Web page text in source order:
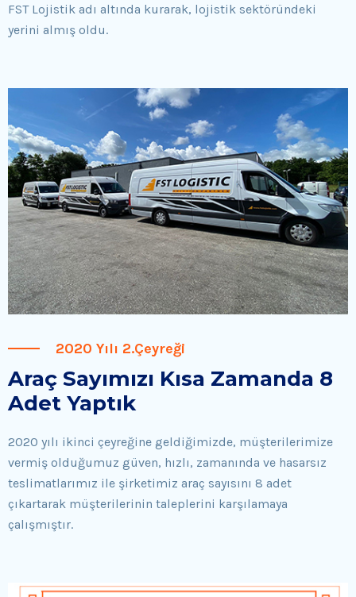
FST Lojistik adı altında kurarak, lojistik sektöründeki
yerini almış oldu.
2020 Yılı 2.Çeyreği
Araç Sayımızı Kısa Zamanda 8
Adet Yaptık
2020 yılı ikinci çeyreğine geldiğimizde, müşterilerimize
vermiş olduğumuz güven, hızlı, zamanında ve hasarsız
teslimatlarımız ile şirketimiz araç sayısını 8 adet
çıkartarak müşterilerinin taleplerini karşılamaya
çalışmıştır.